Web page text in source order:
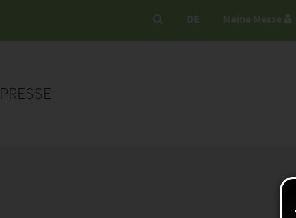
DE Meine Messe
PRESSE